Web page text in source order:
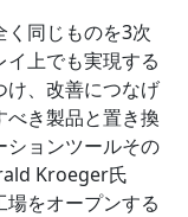
く同じものを3次
上でも実現する
け、改善につなげ
べき製品と置き換
ションツールその
Kroeger氏
をオープンする